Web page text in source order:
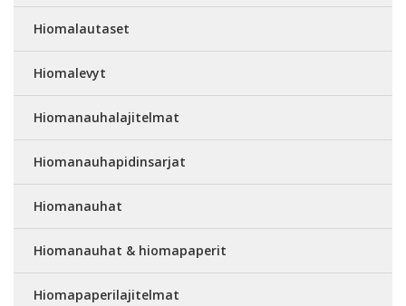
Hiomalautaset
Hiomalevyt
Hiomanauhalajitelmat
Hiomanauhapidinsarjat
Hiomanauhat
Hiomanauhat & hiomapaperit
Hiomapaperilajitelmat